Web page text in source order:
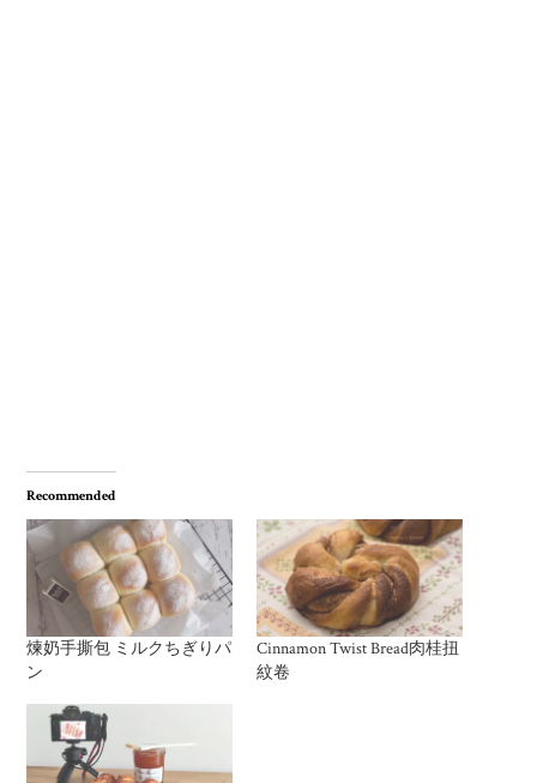
Recommended
煉奶手撕包 ミルクちぎりパ
ン
Cinnamon Twist Bread肉桂扭
紋卷